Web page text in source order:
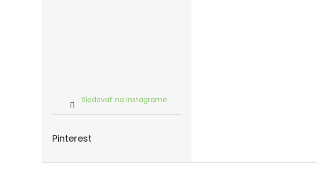
Sledovať na Instagrame
Pinterest